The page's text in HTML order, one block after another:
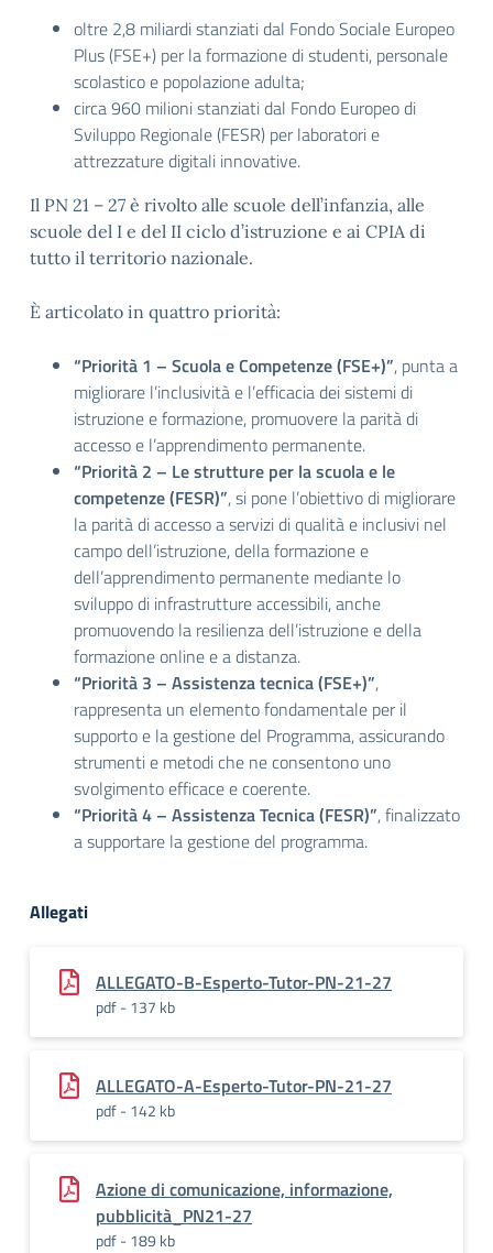
oltre 2,8 miliardi stanziati dal Fondo Sociale Europeo
Plus (FSE+) per la formazione di studenti, personale
scolastico e popolazione adulta;
circa 960 milioni stanziati dal Fondo Europeo di
Sviluppo Regionale (FESR) per laboratori e
attrezzature digitali innovative.
Il PN 21 – 27 è rivolto alle scuole dell’infanzia, alle
scuole del I e del II ciclo d’istruzione e ai CPIA di
tutto il territorio nazionale.
È articolato in quattro priorità:
“Priorità 1 – Scuola e Competenze (FSE+)”, punta a
migliorare l’inclusività e l’efficacia dei sistemi di
istruzione e formazione, promuovere la parità di
accesso e l’apprendimento permanente.
“Priorità 2 – Le strutture per la scuola e le
competenze (FESR)”, si pone l’obiettivo di migliorare
la parità di accesso a servizi di qualità e inclusivi nel
campo dell’istruzione, della formazione e
dell’apprendimento permanente mediante lo
sviluppo di infrastrutture accessibili, anche
promuovendo la resilienza dell’istruzione e della
formazione online e a distanza.
“Priorità 3 – Assistenza tecnica (FSE+)”,
rappresenta un elemento fondamentale per il
supporto e la gestione del Programma, assicurando
strumenti e metodi che ne consentono uno
svolgimento efficace e coerente.
“Priorità 4 – Assistenza Tecnica (FESR)”, finalizzato
a supportare la gestione del programma.
Allegati
ALLEGATO-B-Esperto-Tutor-PN-21-27
pdf - 137 kb
ALLEGATO-A-Esperto-Tutor-PN-21-27
pdf - 142 kb
Azione di comunicazione, informazione,
pubblicità_PN21-27
pdf - 189 kb